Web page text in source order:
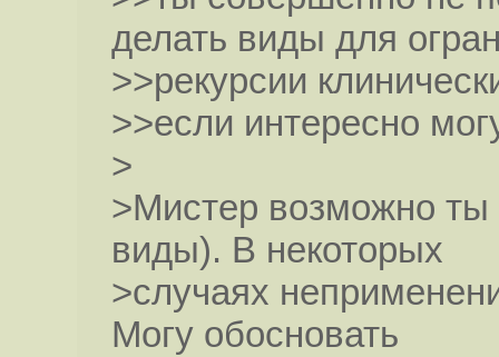
делать виды для
>>рекурсии
>>если интересно
>
>Мистер возможно
виды). В некоторых
>случаях
Могу обосновать